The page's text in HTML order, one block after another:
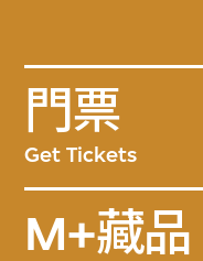
門票
Get Tickets
M+藏品